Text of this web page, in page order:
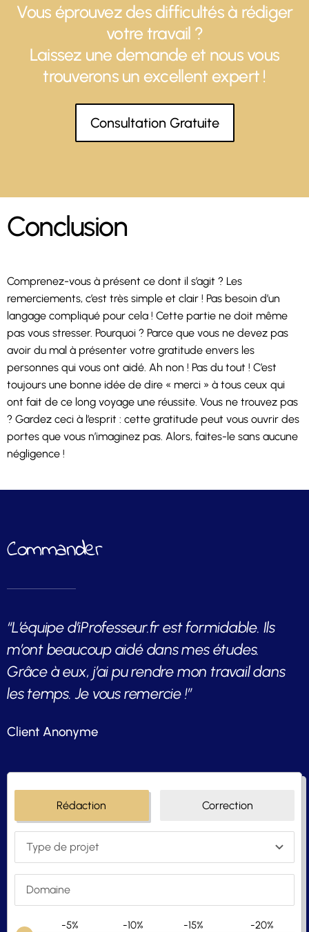
Vous éprouvez des difficultés à rédiger
votre travail ?
Laissez une demande et nous vous
trouverons un excellent expert !
Consultation Gratuite
Conclusion
Comprenez-vous à présent ce dont il s’agit ? Les
remerciements, c’est très simple et clair ! Pas besoin d’un
langage compliqué pour cela ! Cette partie ne doit même
pas vous stresser. Pourquoi ? Parce que vous ne devez pas
avoir du mal à présenter votre gratitude envers les
personnes qui vous ont aidé. Ah non ! Pas du tout ! C’est
toujours une bonne idée de dire « merci » à tous ceux qui
ont fait de ce long voyage une réussite. Vous ne trouvez pas
? Gardez ceci à l’esprit : cette gratitude peut vous ouvrir des
portes que vous n’imaginez pas. Alors, faites-le sans aucune
négligence !
Commander
“L’équipe d’iProfesseur.fr est formidable. Ils
m’ont beaucoup aidé dans mes études.
Grâce à eux, j’ai pu rendre mon travail dans
les temps. Je vous remercie !”
Client Anonyme
Rédaction Correction
-5% -10% -15% -20%